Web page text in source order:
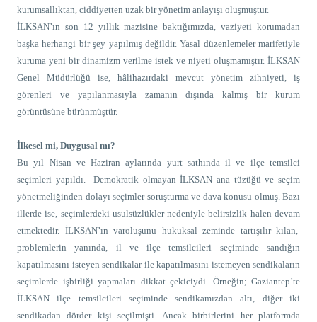
kurumsallıktan, ciddiyetten uzak bir yönetim anlayışı oluşmuştur.
İLKSAN’ın son 12 yıllık mazisine baktığımızda, vaziyeti korumadan
başka herhangi bir şey yapılmış değildir. Yasal düzenlemeler marifetiyle
kuruma yeni bir dinamizm verilme istek ve niyeti oluşmamıştır. İLKSAN
Genel Müdürlüğü ise, hâlihazırdaki mevcut yönetim zihniyeti, iş
görenleri ve yapılanmasıyla zamanın dışında kalmış bir kurum
görüntüsüne bürünmüştür.
İlkesel mi, Duygusal mı?
Bu yıl Nisan ve Haziran aylarında yurt sathında il ve ilçe temsilci
seçimleri yapıldı.
Demokratik olmayan İLKSAN ana tüzüğü ve seçim
yönetmeliğinden dolayı seçimler soruşturma ve dava konusu olmuş.Bazı
illerde ise, seçimlerdeki usulsüzlükler nedeniyle belirsizlik halen devam
etmektedir. İLKSAN’ın varoluşunu hukuksal zeminde tartışılır kılan,
problemlerin yanında, il ve ilçe temsilcileri seçiminde sandığın
kapatılmasını isteyen sendikalar ile kapatılmasını istemeyen sendikaların
seçimlerde işbirliği yapmaları dikkat çekiciydi. Örneğin; Gaziantep’te
İLKSAN ilçe temsilcileri seçiminde sendikamızdan altı, diğer iki
sendikadan dörder kişi seçilmişti. Ancak birbirlerini her platformda